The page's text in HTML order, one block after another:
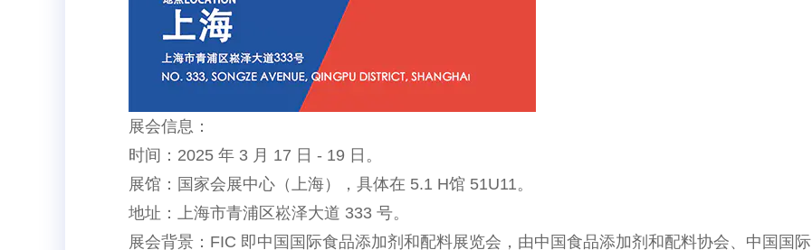
展会信息：
时间：2025 年 3 月 17 日 - 19 日。
展馆：国家会展中心（上海），具体在 5.1 H馆 51U11。
地址：上海市青浦区崧泽大道 333 号。
展会背景：FIC 即中国国际食品添加剂和配料展览会，由中国食品添加剂和配料协会、中国国际